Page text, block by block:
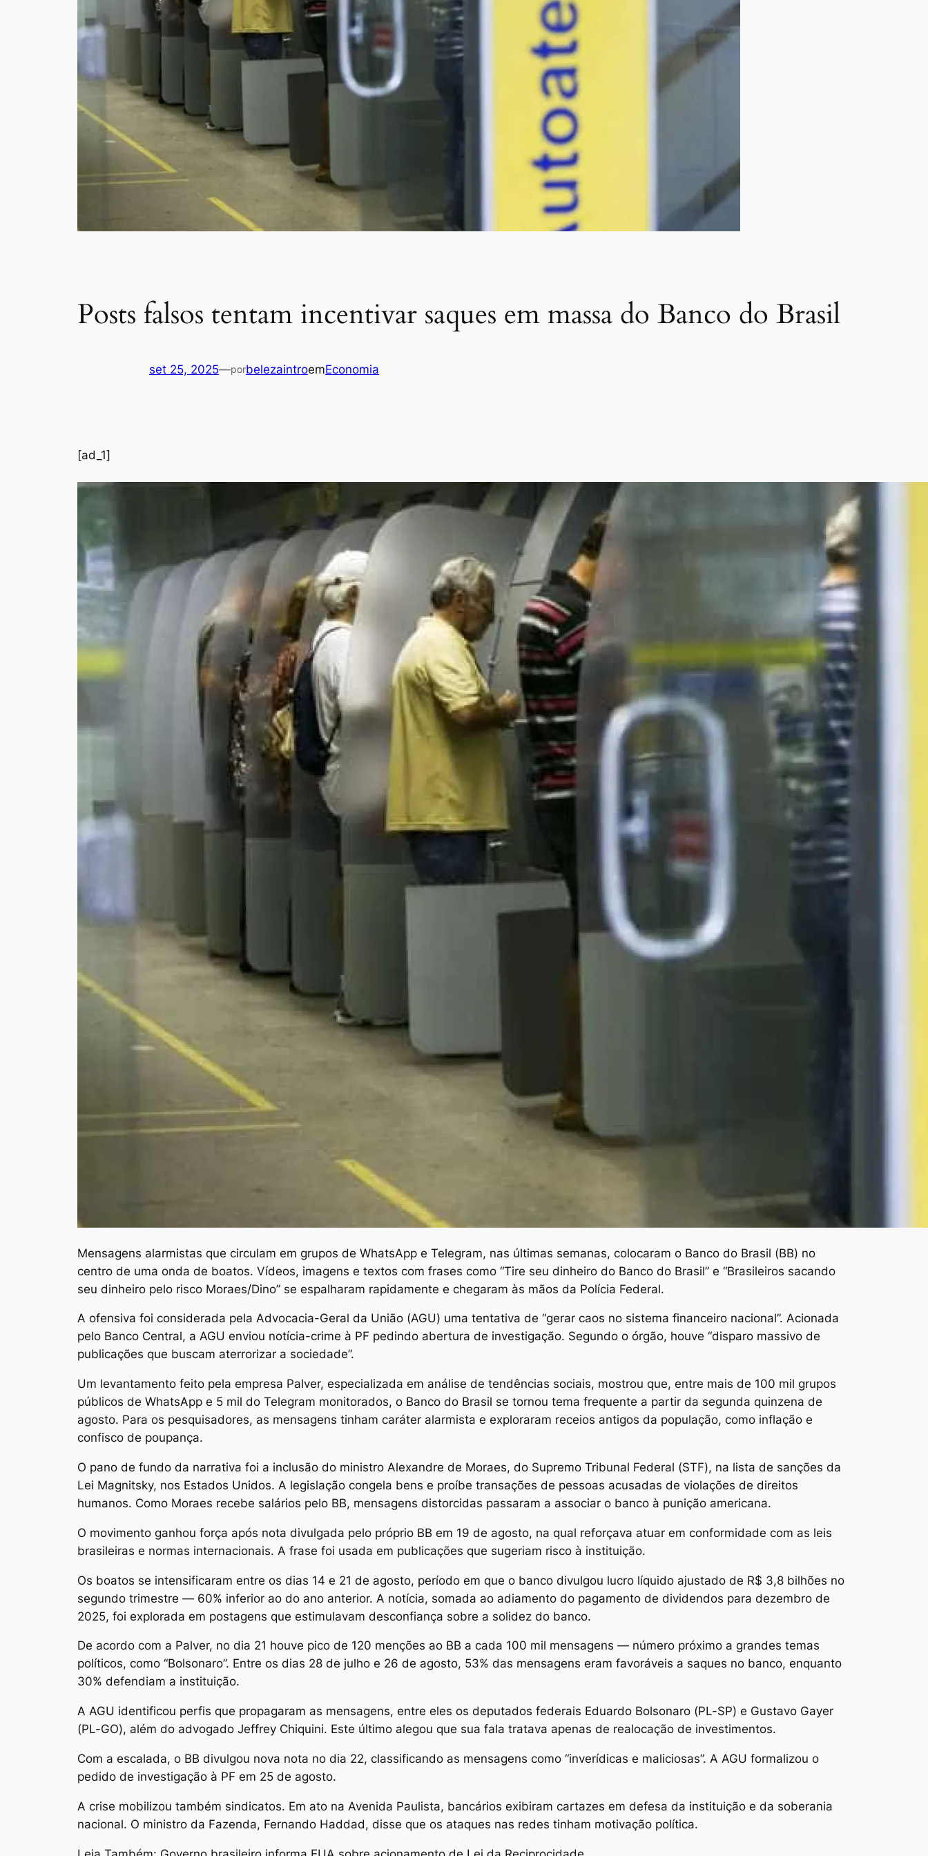
Posts falsos tentam incentivar saques em massa do Banco do Brasil
set 25, 2025—porbelezaintroemEconomia
[ad_1]
Mensagens alarmistas que circulam em grupos de WhatsApp e Telegram, nas últimas semanas, colocaram o Banco do Brasil (BB) no
centro de uma onda de boatos. Vídeos, imagens e textos com frases como “Tire seu dinheiro do Banco do Brasil” e “Brasileiros sacando
seu dinheiro pelo risco Moraes/Dino” se espalharam rapidamente e chegaram às mãos da Polícia Federal.
A ofensiva foi considerada pela Advocacia-Geral da União (AGU) uma tentativa de “gerar caos no sistema financeiro nacional”. Acionada
pelo Banco Central, a AGU enviou notícia-crime à PF pedindo abertura de investigação. Segundo o órgão, houve “disparo massivo de
publicações que buscam aterrorizar a sociedade”.
Um levantamento feito pela empresa Palver, especializada em análise de tendências sociais, mostrou que, entre mais de 100 mil grupos
públicos de WhatsApp e 5 mil do Telegram monitorados, o Banco do Brasil se tornou tema frequente a partir da segunda quinzena de
agosto. Para os pesquisadores, as mensagens tinham caráter alarmista e exploraram receios antigos da população, como inflação e
confisco de poupança.
O pano de fundo da narrativa foi a inclusão do ministro Alexandre de Moraes, do Supremo Tribunal Federal (STF), na lista de sanções da
Lei Magnitsky, nos Estados Unidos. A legislação congela bens e proíbe transações de pessoas acusadas de violações de direitos
humanos. Como Moraes recebe salários pelo BB, mensagens distorcidas passaram a associar o banco à punição americana.
O movimento ganhou força após nota divulgada pelo próprio BB em 19 de agosto, na qual reforçava atuar em conformidade com as leis
brasileiras e normas internacionais. A frase foi usada em publicações que sugeriam risco à instituição.
Os boatos se intensificaram entre os dias 14 e 21 de agosto, período em que o banco divulgou lucro líquido ajustado de R$ 3,8 bilhões no
segundo trimestre — 60% inferior ao do ano anterior. A notícia, somada ao adiamento do pagamento de dividendos para dezembro de
2025, foi explorada em postagens que estimulavam desconfiança sobre a solidez do banco.
De acordo com a Palver, no dia 21 houve pico de 120 menções ao BB a cada 100 mil mensagens — número próximo a grandes temas
políticos, como “Bolsonaro”. Entre os dias 28 de julho e 26 de agosto, 53% das mensagens eram favoráveis a saques no banco, enquanto
30% defendiam a instituição.
A AGU identificou perfis que propagaram as mensagens, entre eles os deputados federais Eduardo Bolsonaro (PL-SP) e Gustavo Gayer
(PL-GO), além do advogado Jeffrey Chiquini. Este último alegou que sua fala tratava apenas de realocação de investimentos.
Com a escalada, o BB divulgou nova nota no dia 22, classificando as mensagens como “inverídicas e maliciosas”. A AGU formalizou o
pedido de investigação à PF em 25 de agosto.
A crise mobilizou também sindicatos. Em ato na Avenida Paulista, bancários exibiram cartazes em defesa da instituição e da soberania
nacional. O ministro da Fazenda, Fernando Haddad, disse que os ataques nas redes tinham motivação política.